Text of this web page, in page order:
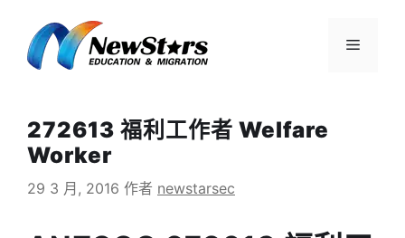
菜
272613 福利工作者 Welfare
Worker
29 3 月, 2016 作者 newstarsec